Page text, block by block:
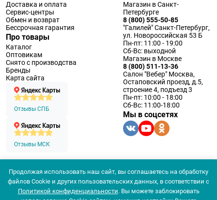
Доставка и оплата
Сервис-центры
Обмен и возврат
Бессрочная гарантия
Про товары
Каталог
Оптовикам
Снято с производства
Бренды
Карта сайта
Отзывы СПБ
Отзывы МСК
Магазин в Санкт-
Петербурге
8 (800) 555-50-85
"Галилей" Санкт-Петербург,
ул. Новороссийская 53 Б
Пн-пт: 11:00 - 19:00
Сб-Вс: выходной
Магазин в Москве
8 (800) 511-13-36
Салон "Вебер" Москва,
Остаповский проезд, д.5,
строение 4, подъезд 3
Пн-пт: 10:00 - 18:00
Сб-Вс: 11:00-18:00
Мы в соцсетях
© 1994 — 2026 ООО «Наблюдательные приборы»
Политика конфеденциальности
Согласие на обработку персональных данных
Продолжая использовать наш сайт, вы соглашаетесь на обработку
файлов Cookie и других пользовательских данных, в соответствии с
Политикой конфиденциальности. Вы можете заблокировать